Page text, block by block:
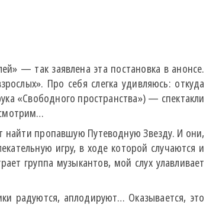
— так заявлена эта постановка в анонсе.
Про себя слегка удивляюсь: откуда
«Свободного пространства») — спектакли
найти пропавшую Путеводную Звезду. И они,
игру, в ходе которой случаются и
группа музыкантов, мой слух улавливает
радуются, аплодируют… Оказывается, это